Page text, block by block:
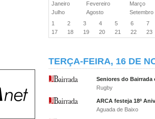
Janeiro
Fevereiro
Março
Julho
Agosto
1
2 3 4 5 6
7
17
18 19 20 21 22 23
TERÇA-FEIRA, 16 DE
Seniores do
Rugby
ARCA festeja 18º
Aguada de Baixo